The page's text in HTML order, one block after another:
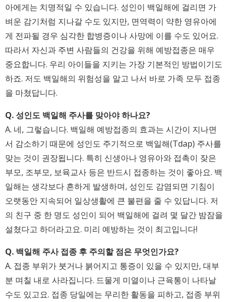
아에게는 치명적일 수 있습니다. 성인이 백일해에 걸리면 가
벼운 감기처럼 지나갈 수도 있지만, 면역력이 약한 영유아에
게 전파될 경우 심각한 합병증이나 사망에 이를 수도 있어요.
따라서 자신과 주변 사람들의 건강을 위해 예방접종은 매우
중요합니다. 우리 아이들을 지키는 가장 기본적인 방법이기도
하죠. 저도 백일해의 위험성을 알고 나서 바로 가족 모두 접종
을 마쳤답니다.
Q. 성인도 백일해 주사를 맞아야 하나요?
A. 네, 그렇습니다. 백일해 예방접종의 효과는 시간이 지나면
서 감소하기 때문에 성인도 주기적으로 백일해(Tdap) 주사를
맞는 것이 권장됩니다. 특히 신생아나 영유아와 접촉이 잦은
부모, 조부모, 보육교사 등은 반드시 접종하는 것이 좋아요. 백
일해는 생각보다 흔하게 발생하며, 성인도 감염되면 기침이
오랫동안 지속되어 일상생활에 큰 불편을 줄 수 있답니다. 저
의 친구 중 한 명도 성인이 되어 백일해에 걸려 몇 달간 밤잠을
설쳤다고 하더라고요. 미리 예방하는 것이 최고입니다!
Q. 백일해 주사 접종 후 주의할 점은 무엇인가요?
A. 접종 부위가 붓거나 붉어지고 통증이 있을 수 있지만, 대부
분 며칠 내로 사라집니다. 드물게 미열이나 근육통이 나타날
수도 있고요. 접종 당일에는 무리한 활동을 피하고, 접종 부위